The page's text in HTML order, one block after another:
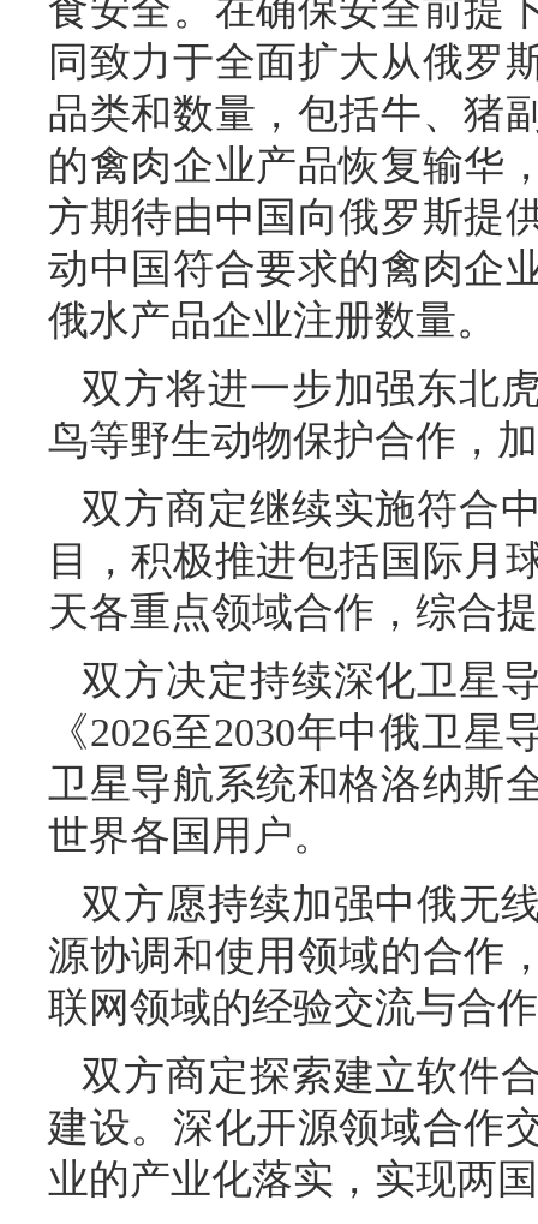
食安全。在确保安全前提
同致力于全面扩大从俄罗
品类和数量，包括牛、猪
的禽肉企业产品恢复输华
方期待由中国向俄罗斯提
动中国符合要求的禽肉企
俄水产品企业注册数量。
双方将进一步加强东北
鸟等野生动物保护合作，
双方商定继续实施符合
目，积极推进包括国际月
天各重点领域合作，综合
双方决定持续深化卫星
《2026至2030年中俄卫
卫星导航系统和格洛纳斯
世界各国用户。
双方愿持续加强中俄无
源协调和使用领域的合作
联网领域的经验交流与合
双方商定探索建立软件
建设。深化开源领域合作
业的产业化落实，实现两